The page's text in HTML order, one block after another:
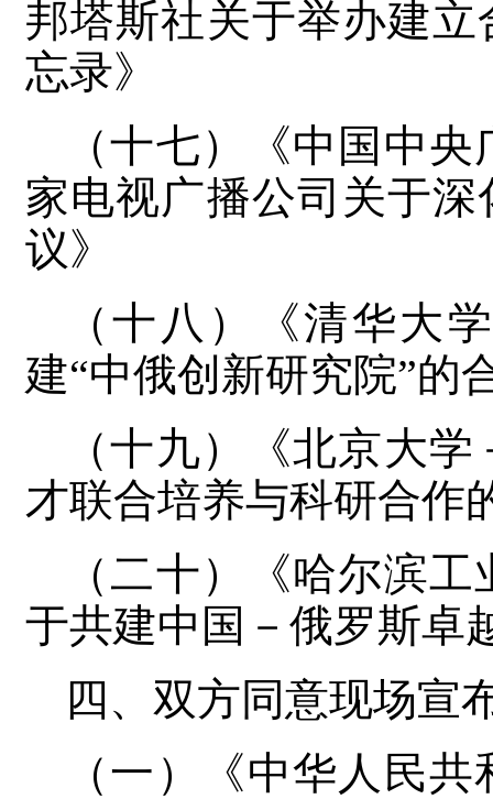
邦塔斯社关于举办建
忘录》
（十七）《中国中
家电视广播公司关于
议》
（十八）《清华大
建“中俄创新研究院”的
（十九）《北京大
才联合培养与科研合作
（二十）《哈尔滨
于共建中国－俄罗斯卓
四、双方同意现场宣
（一）《中华人民